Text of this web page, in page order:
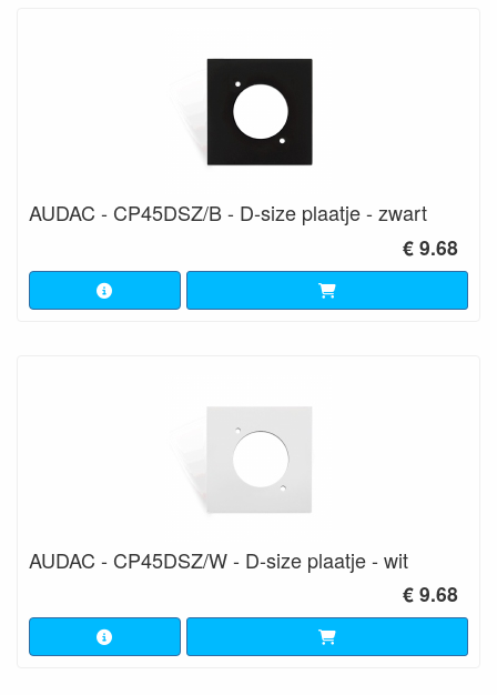
AUDAC - CP45DSZ/B - D-size plaatje - zwart
€ 9.68
AUDAC - CP45DSZ/W - D-size plaatje - wit
€ 9.68